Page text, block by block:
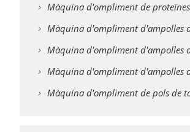
Màquina d'ompliment de
Màquina d'ompliment d'ampolles
Màquina d'ompliment d'ampolles
Màquina d'ompliment d'ampolles
Màquina d'ompliment de pols de